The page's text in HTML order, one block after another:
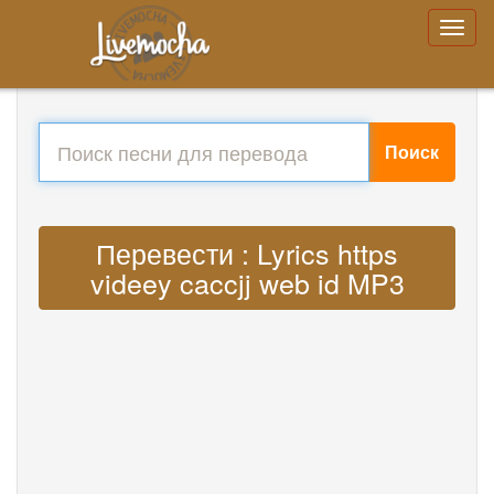
Поиск
Перевести : Lyrics https
videey caccjj web id MP3